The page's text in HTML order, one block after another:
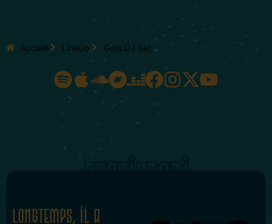
Accueil LineUp Guts DJ Set
Longtemps, il a